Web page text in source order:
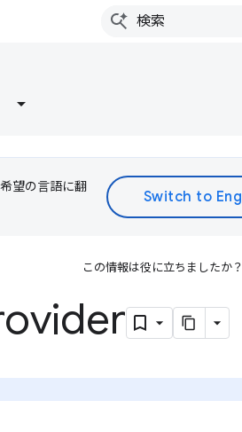
望の言語に翻
この情報は役に立ちましたか？